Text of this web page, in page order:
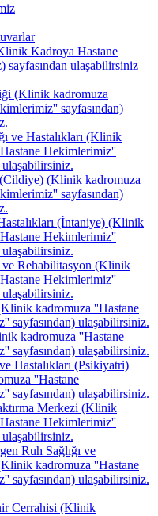
Kadroya Hastane
sayfasından ulaşabilirsiniz
(Klinik kadromuza
sayfasından)
ve Hastalıkları (Klinik
Hekimlerimiz''
ulaşabilirsiniz.
(Klinik kadromuza
sayfasından)
(İntaniye) (Klinik
Hekimlerimiz''
ulaşabilirsiniz.
Rehabilitasyon (Klinik
Hekimlerimiz''
ulaşabilirsiniz.
kadromuza ''Hastane
sayfasından) ulaşabilirsiniz.
kadromuza ''Hastane
sayfasından) ulaşabilirsiniz.
Hastalıkları (Psikiyatri)
''Hastane
sayfasından) ulaşabilirsiniz.
Merkezi (Klinik
Hekimlerimiz''
ulaşabilirsiniz.
Ruh Sağlığı ve
kadromuza ''Hastane
sayfasından) ulaşabilirsiniz.
Cerrahisi (Klinik